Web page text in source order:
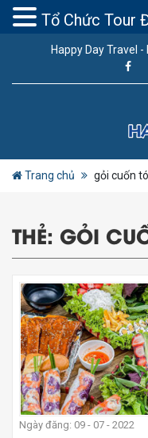
Happy Day Travel
Trang chủ gỏi cuốn
THẺ: GỎI
Ngày đăng: 09 - 07 - 2022
Tổ Chức Tour